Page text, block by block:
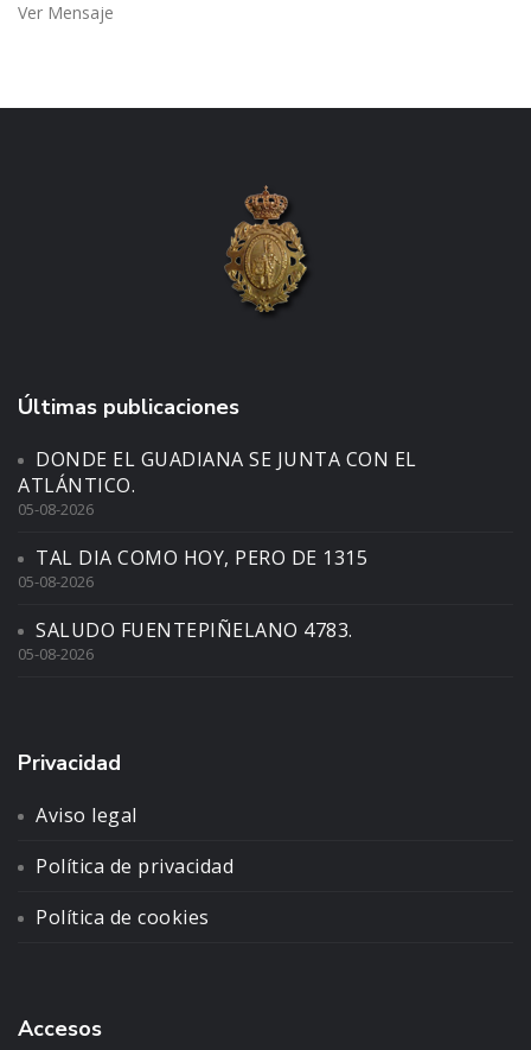
Ver Mensaje
Últimas publicaciones
DONDE EL GUADIANA SE JUNTA CON EL
ATLÁNTICO.
05-08-2026
TAL DIA COMO HOY, PERO DE 1315
05-08-2026
SALUDO FUENTEPIÑELANO 4783.
05-08-2026
Privacidad
Aviso legal
Política de privacidad
Política de cookies
Accesos